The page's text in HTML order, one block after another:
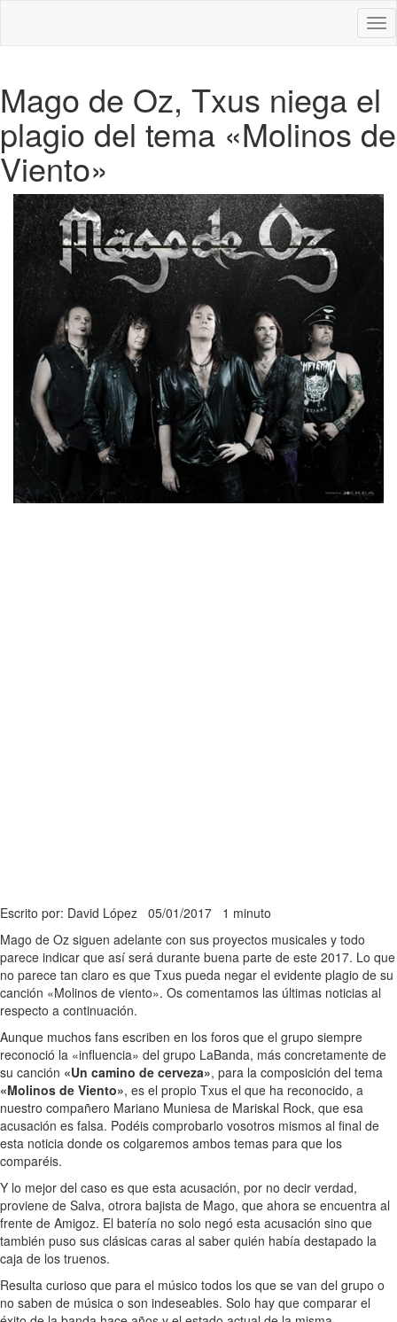
Mago de Oz, Txus niega el
plagio del tema «Molinos de
Viento»
Escrito por: David López 05/01/2017 1 minuto
Mago de Oz siguen adelante con sus proyectos musicales y todo
parece indicar que así será durante buena parte de este 2017. Lo que
no parece tan claro es que Txus pueda negar el evidente plagio de su
canción «Molinos de viento». Os comentamos las últimas noticias al
respecto a continuación.
Aunque muchos fans escriben en los foros que el grupo siempre
reconoció la «influencia» del grupo LaBanda, más concretamente de
su canción «Un camino de cerveza», para la composición del tema
«Molinos de Viento», es el propio Txus el que ha reconocido, a
nuestro compañero Mariano Muniesa de Mariskal Rock, que esa
acusación es falsa. Podéis comprobarlo vosotros mismos al final de
esta noticia donde os colgaremos ambos temas para que los
comparéis.
Y lo mejor del caso es que esta acusación, por no decir verdad,
proviene de Salva, otrora bajista de Mago, que ahora se encuentra al
frente de Amigoz. El batería no solo negó esta acusación sino que
también puso sus clásicas caras al saber quién había destapado la
caja de los truenos.
Resulta curioso que para el músico todos los que se van del grupo o
no saben de música o son indeseables. Solo hay que comparar el